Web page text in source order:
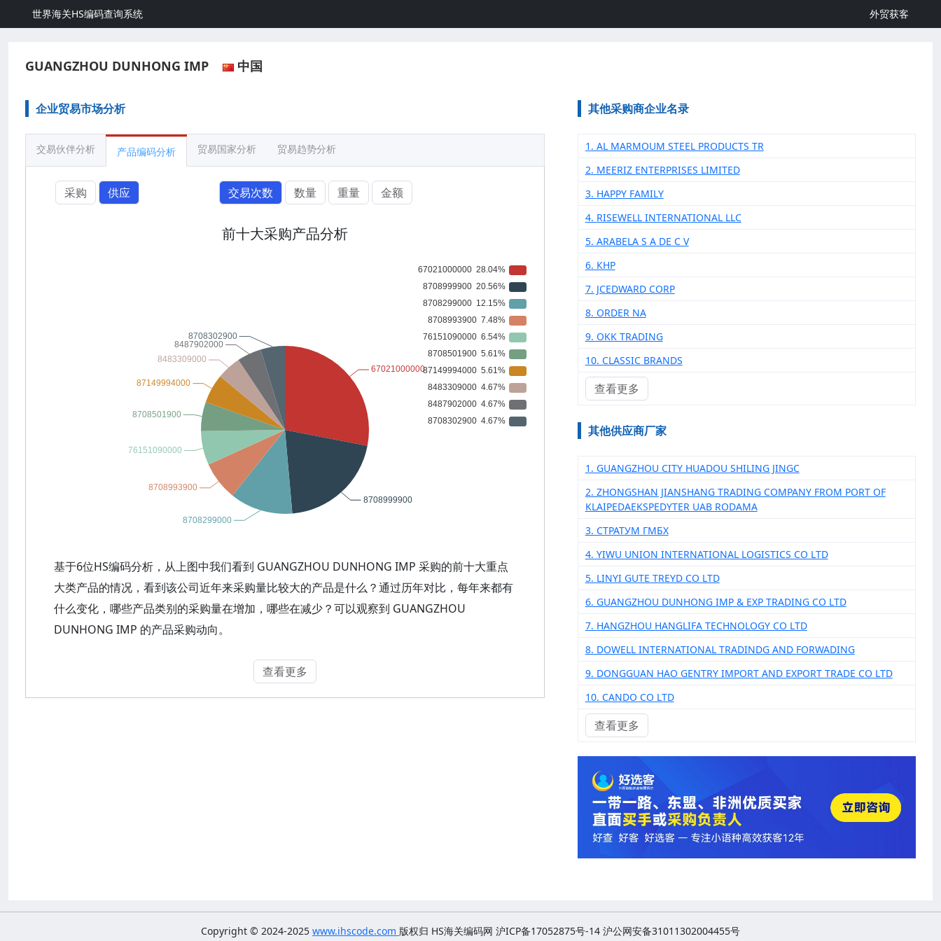
世界海关HS编码查询系统 外贸获客
GUANGZHOU DUNHONG IMP 中国
企业贸易市场分析
交易伙伴分析 产品编码分析 贸易国家分析 贸易趋势分析
采购 供应 交易次数 数量 重量 金额
前十大采购产品分析
基于6位HS编码分析，从上图中我们看到 GUANGZHOU DUNHONG IMP 采购的前十大重点
大类产品的情况，看到该公司近年来采购量比较大的产品是什么？通过历年对比，每年来都有
什么变化，哪些产品类别的采购量在增加，哪些在减少？可以观察到 GUANGZHOU
DUNHONG IMP 的产品采购动向。
查看更多
其他采购商企业名录
1. AL MARMOUM STEEL PRODUCTS TR
2. MEERIZ ENTERPRISES LIMITED
3. HAPPY FAMILY
4. RISEWELL INTERNATIONAL LLC
5. ARABELA S A DE C V
6. КНР
7. JCEDWARD CORP
8. ORDER NA
9. OKK TRADING
10. CLASSIC BRANDS
查看更多
其他供应商厂家
1. GUANGZHOU CITY HUADOU SHILING JINGC
2. ZHONGSHAN JIANSHANG TRADING COMPANY FROM PORT OF
KLAIPEDAEKSPEDYTER UAB RODAMA
3. СТРАТУМ ГМБХ
4. YIWU UNION INTERNATIONAL LOGISTICS CO LTD
5. LINYI GUTE TREYD CO LTD
6. GUANGZHOU DUNHONG IMP & EXP TRADING CO LTD
7. HANGZHOU HANGLIFA TECHNOLOGY CO LTD
8. DOWELL INTERNATIONAL TRADINDG AND FORWADING
9. DONGGUAN HAO GENTRY IMPORT AND EXPORT TRADE CO LTD
10. CANDO CO LTD
查看更多
Copyright © 2024-2025 www.ihscode.com 版权归 HS海关编码网 沪ICP备17052875号-14 沪公网安备31011302004455号